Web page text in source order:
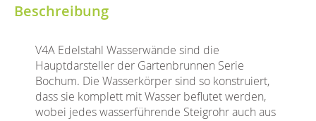
Beschreibung
V4A Edelstahl Wasserwände sind die
Hauptdarsteller der Gartenbrunnen Serie
Bochum. Die Wasserkörper sind so konstruiert,
dass sie komplett mit Wasser beflutet werden,
wobei jedes wasserführende Steigrohr auch aus